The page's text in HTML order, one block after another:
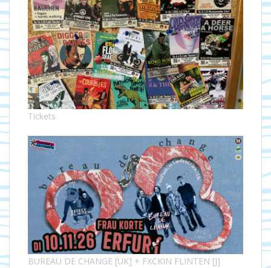
Tickets
BUREAU DE CHANGE [UK] + FXCKIN FLINTEN [J]